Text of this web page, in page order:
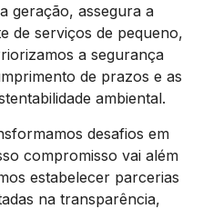
geração, assegura a
de serviços de pequeno,
a segurança
de prazos e as
ambiental.
desafios em
compromisso vai além
estabelecer parcerias
na transparência,